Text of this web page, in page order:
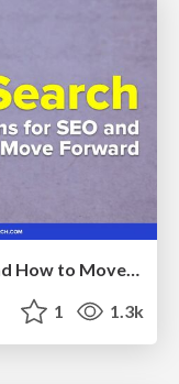
AI Search: Implications for SEO and How to Move Forward - #ShenzhenSEOConference
1 1.3k